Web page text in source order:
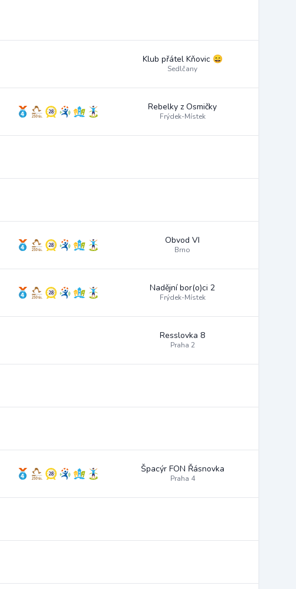
Klub přátel Kňovic 😄
Sedlčany
Rebelky z Osmičky
Frýdek-Místek
Obvod VI
Brno
Nadějní bor(o)ci 2
Frýdek-Místek
Resslovka 8
Praha 2
Špacýr FON Řásnovka
Praha 4